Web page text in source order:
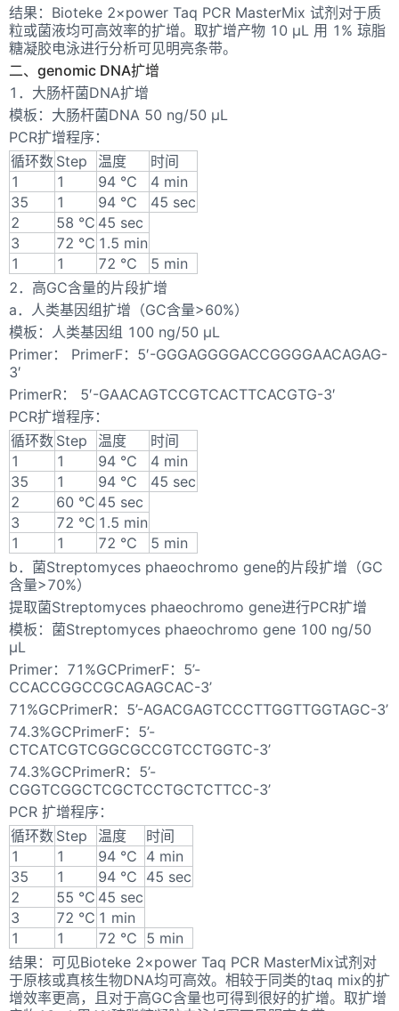
结果：Bioteke 2×power Taq PCR MasterMix 试剂对于质
粒或菌液均可高效率的扩增。取扩增产物 10 μL 用 1% 琼脂
糖凝胶电泳进行分析可见明亮条带。
二、genomic DNA扩增
1．大肠杆菌DNA扩增
模板：大肠杆菌DNA 50 ng/50 μL
PCR扩增程序：
循环数 Step 温度
时间
1
1 94 ℃
4 min
35
1 94 ℃
45 sec
2
58 ℃ 45 sec
3
72 ℃ 1.5 min
1
1 72 ℃
5 min
2．高GC含量的片段扩增
a．人类基因组扩增（GC含量>60%）
模板：人类基因组 100 ng/50 μL
Primer： PrimerF：5′-GGGAGGGGACCGGGGAACAGAG-
3′
PrimerR： 5′-GAACAGTCCGTCACTTCACGTG-3′
PCR扩增程序：
循环数 Step 温度
时间
1
1 94 ℃
4 min
35
1 94 ℃
45 sec
2
60 ℃ 45 sec
3
72 ℃ 1.5 min
1
1 72 ℃
5 min
b．菌Streptomyces phaeochromo gene的片段扩增（GC
含量>70%）
提取菌Streptomyces phaeochromo gene进行PCR扩增
模板：菌Streptomyces phaeochromo gene 100 ng/50
μL
Primer：71%GCPrimerF：5’-
CCACCGGCCGCAGAGCAC-3’
71%GCPrimerR：5’-AGACGAGTCCCTTGGTTGGTAGC-3’
74.3%GCPrimerF：5’-
CTCATCGTCGGCGCCGTCCTGGTC-3’
74.3%GCPrimerR：5’-
CGGTCGGCTCGCTCCTGCTCTTCC-3’
PCR 扩增程序：
循环数 Step 温度
时间
1
1 94 ℃ 4 min
35
1 94 ℃ 45 sec
2
55 ℃ 45 sec
3
72 ℃ 1 min
1
1 72 ℃ 5 min
结果：可见Bioteke 2×power Taq PCR MasterMix试剂对
于原核或真核生物DNA均可高效。相较于同类的taq mix的扩
增效率更高，且对于高GC含量也可得到很好的扩增。取扩增